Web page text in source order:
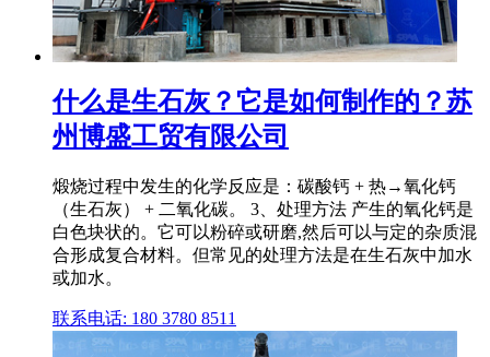
什么是生石灰？它是如何制作的？苏
州博盛工贸有限公司
煅烧过程中发生的化学反应是：碳酸钙 + 热→氧化钙
（生石灰） + 二氧化碳。 3、处理方法 产生的氧化钙是
白色块状的。它可以粉碎或研磨,然后可以与定的杂质混
合形成复合材料。但常见的处理方法是在生石灰中加水
或加水。
联系电话: 180 3780 8511